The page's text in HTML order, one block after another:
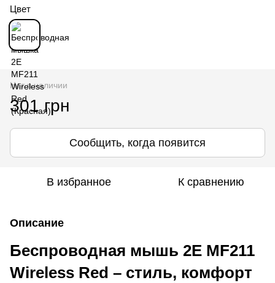
Цвет
Нет в наличии
301 грн
Сообщить, когда появится
В избранное К сравнению
Описание
Беспроводная мышь 2E MF211
Wireless Red – стиль, комфорт